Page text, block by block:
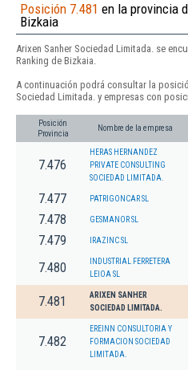
Posición 7.481 en la provincia
Bizkaia
Arixen Sanher Sociedad Limitada. se
Ranking de Bizkaia.
A continuación podrá consultar la
Sociedad Limitada. y empresas con
Posición
Provincia
Nombre de la empresa
7.476
HERAS HERNANDEZ
PRIVATE CONSULTING
SOCIEDAD LIMITADA.
7.477 PATRIGONCAR SL
7.478 GESMANOR SL
7.479 IRAZINC SL
7.480
INDUSTRIAL FERRETERA
LEIOA SL
7.481
ARIXEN SANHER
SOCIEDAD LIMITADA.
7.482
EREINN CONSULTORIA Y
FORMACION SOCIEDAD
LIMITADA.